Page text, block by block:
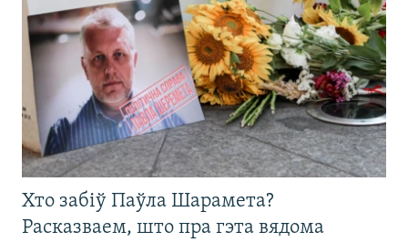
Хто забіў Паўла Шарамета?
Расказваем, што пра гэта вядома